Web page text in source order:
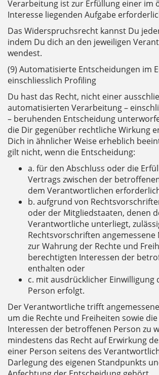
Verarbeitung ist zur Erfüllung einer im
Interesse liegenden Aufgabe
Das Widerspruchsrecht kannst Du
indem Du dich an den jeweiligen
wendest.
(9) Automatisierte Entscheidungen im
einschliesslich Profiling
Du hast das Recht, nicht einer
automatisierten Verarbeitung –
– beruhenden Entscheidung
die Dir gegenüber rechtliche Wirkung
Dich in ähnlicher Weise erheblich
gilt nicht, wenn die Entscheidung:
a. für den Abschluss oder die
Vertrags zwischen der
dem Verantwortlichen
b. aufgrund von
oder der Mitgliedstaaten, denen
Verantwortliche unterliegt,
Rechtsvorschriften angemessene
zur Wahrung der Rechte und
berechtigten Interessen der
enthalten oder
c. mit ausdrücklicher
Person erfolgt.
Der Verantwortliche trifft
um die Rechte und Freiheiten sowie
Interessen der betroffenen Person zu
mindestens das Recht auf Erwirkung
einer Person seitens des
Darlegung des eigenen Standpunkts